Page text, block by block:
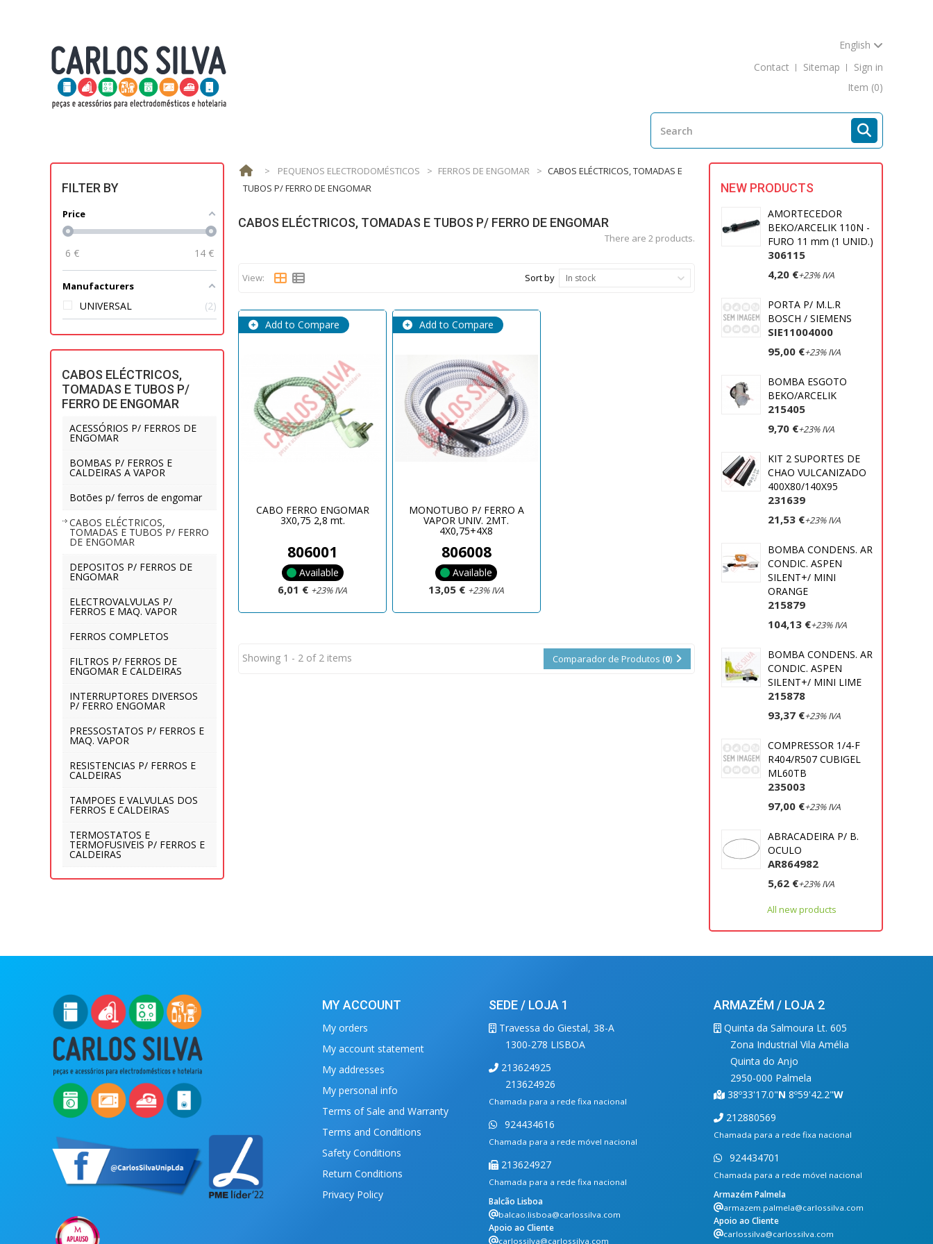
English
Sign in
Contact
Sitemap
Item (0)
FILTER BY
Price
6 € 14 €
Manufacturers
UNIVERSAL 2
CABOS ELÉCTRICOS,
TOMADAS E TUBOS P/
FERRO DE ENGOMAR
ACESSÓRIOS P/ FERROS DE
ENGOMAR
BOMBAS P/ FERROS E
CALDEIRAS A VAPOR
Botões p/ ferros de engomar
CABOS ELÉCTRICOS,
TOMADAS E TUBOS P/ FERRO
DE ENGOMAR
DEPOSITOS P/ FERROS DE
ENGOMAR
ELECTROVALVULAS P/
FERROS E MAQ. VAPOR
FERROS COMPLETOS
FILTROS P/ FERROS DE
ENGOMAR E CALDEIRAS
INTERRUPTORES DIVERSOS
P/ FERRO ENGOMAR
PRESSOSTATOS P/ FERROS E
MAQ. VAPOR
RESISTENCIAS P/ FERROS E
CALDEIRAS
TAMPOES E VALVULAS DOS
FERROS E CALDEIRAS
TERMOSTATOS E
TERMOFUSIVEIS P/ FERROS E
CALDEIRAS
> PEQUENOS ELECTRODOMÉSTICOS > FERROS DE ENGOMAR > CABOS ELÉCTRICOS, TOMADAS E
TUBOS P/ FERRO DE ENGOMAR
CABOS ELÉCTRICOS, TOMADAS E TUBOS P/ FERRO DE ENGOMAR
There are 2 products.
View: Sort by In stock
Add to Compare
CABO FERRO ENGOMAR
3X0,75 2,8 mt.
806001
Available
6,01 € +23% IVA
Add to Compare
MONOTUBO P/ FERRO A
VAPOR UNIV. 2MT.
4X0,75+4X8
806008
Available
13,05 € +23% IVA
Comparador de Produtos (0)
Showing 1 - 2 of 2 items
NEW PRODUCTS
AMORTECEDOR
BEKO/ARCELIK 110N -
FURO 11 mm (1 UNID.)
306115
4,20 €+23% IVA
PORTA P/ M.L.R
BOSCH / SIEMENS
SIE11004000
95,00 €+23% IVA
BOMBA ESGOTO
BEKO/ARCELIK
215405
9,70 €+23% IVA
KIT 2 SUPORTES DE
CHAO VULCANIZADO
400X80/140X95
231639
21,53 €+23% IVA
BOMBA CONDENS. AR
CONDIC. ASPEN
SILENT+/ MINI
ORANGE
215879
104,13 €+23% IVA
BOMBA CONDENS. AR
CONDIC. ASPEN
SILENT+/ MINI LIME
215878
93,37 €+23% IVA
COMPRESSOR 1/4-F
R404/R507 CUBIGEL
ML60TB
235003
97,00 €+23% IVA
ABRACADEIRA P/ B.
OCULO
AR864982
5,62 €+23% IVA
All new products
MY ACCOUNT
My orders
My account statement
My addresses
My personal info
Terms of Sale and Warranty
Terms and Conditions
Safety Conditions
Return Conditions
Privacy Policy
SEDE / LOJA 1
Travessa do Giestal, 38-A
1300-278 LISBOA
213624925
213624926
Chamada para a rede fixa nacional
924434616
Chamada para a rede móvel nacional
213624927
Chamada para a rede fixa nacional
Balcão Lisboa
balcao.lisboa@carlossilva.com
Apoio ao Cliente
carlossilva@carlossilva.com
ARMAZÉM / LOJA 2
Quinta da Salmoura Lt. 605
Zona Industrial Vila Amélia
Quinta do Anjo
2950-000 Palmela
38º33'17.0"N 8º59'42.2"W
212880569
Chamada para a rede fixa nacional
924434701
Chamada para a rede móvel nacional
Armazém Palmela
armazem.palmela@carlossilva.com
Apoio ao Cliente
carlossilva@carlossilva.com